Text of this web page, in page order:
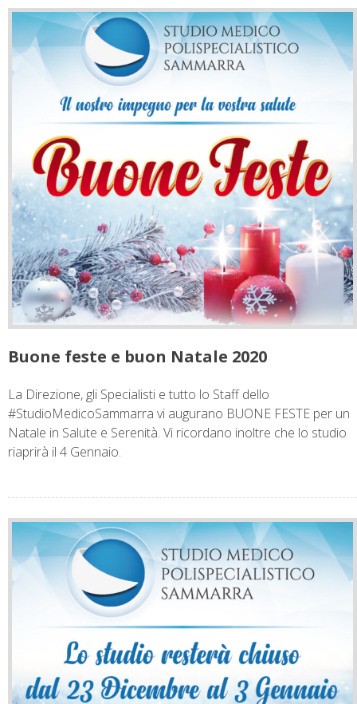
Buone feste e buon Natale 2020
La Direzione, gli Specialisti e tutto lo Staff dello
#StudioMedicoSammarra vi augurano BUONE FESTE per un
Natale in Salute e Serenità. Vi ricordano inoltre che lo studio
riaprirà il 4 Gennaio.